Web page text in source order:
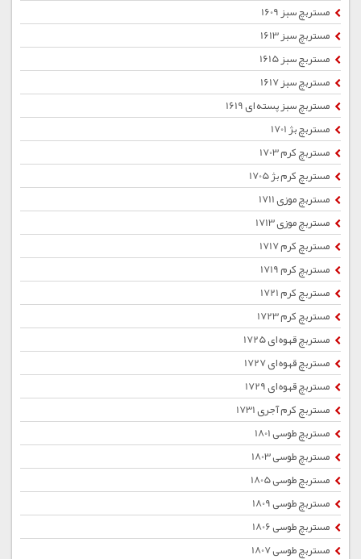
مستربچ سبز 1609
مستربچ سبز 1613
مستربچ سبز 1615
مستربچ سبز 1617
مستربچ سبز پسته ای 1619
مستربچ بژ 1701
مستربچ کرم 1703
مستربچ کرم بژ 1705
مستربچ موزی 1711
مستربچ موزی 1713
مستربچ کرم 1717
مستربچ کرم 1719
مستربچ کرم 1721
مستربچ کرم 1723
مستربچ قهوه ای 1725
مستربچ قهوه ای 1727
مستربچ قهوه ای 1729
مستربچ کرم آجری 1731
مستربچ طوسی 1801
مستربچ طوسی 1803
مستربچ طوسی 1805
مستربچ طوسی 1809
مستربچ طوسی 1806
مستربچ طوسی 1807